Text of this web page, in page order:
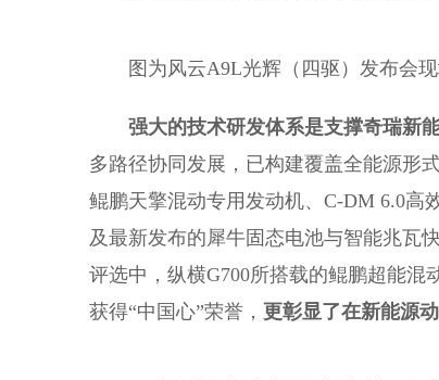
图为风云A9L光辉（四驱）发布会
强大的技术研发体系是支撑奇瑞新
多路径协同发展，已构建覆盖全能源形
鲲鹏天擎混动专用发动机、C-DM 6.0高
及最新发布的犀牛固态电池与智能兆瓦
评选中，纵横G700所搭载的鲲鹏超能混
获得“中国心”荣誉， 更彰显了在新能源